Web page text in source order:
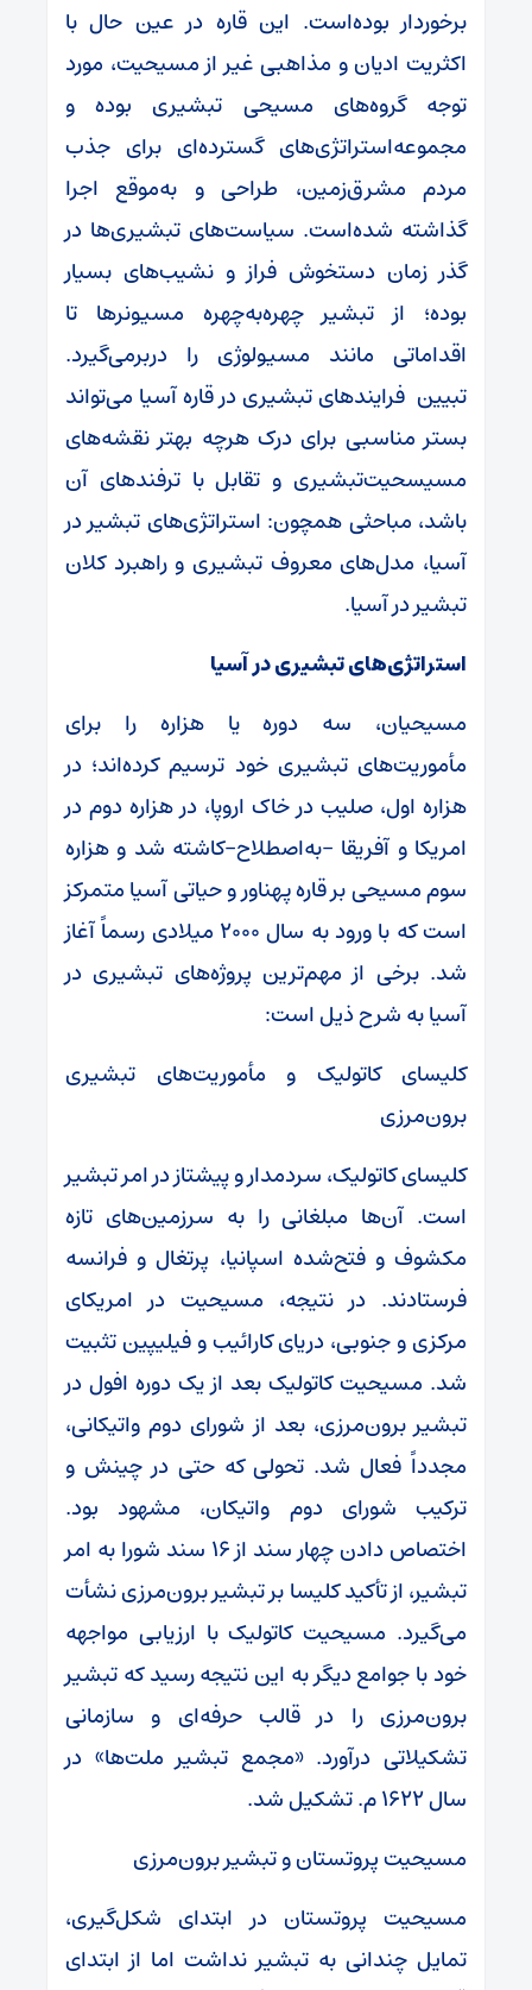
برخوردار بوده‌است. این قاره در عین حال با
اکثریت ادیان و مذاهبی غیر از مسیحیت، مورد
توجه گروه‌های مسیحی تبشیری بوده و
مجموعه‌استراتژی‌های گسترده‌ای برای جذب
مردم مشرق‌زمین، طراحی و به‌موقع اجرا
گذاشته‌ شده‌است. سیاست‌های تبشیری‌ها در
گذر زمان دستخوش فراز و نشیب‌های بسیار
بوده؛ از تبشیر چهره‌به‌چهره مسیونرها تا
اقداماتی مانند مسیولوژی را دربرمی‌گیرد.
تبیین فرایندهای تبشیری در قاره آسیا می‌تواند
بستر مناسبی برای درک هرچه بهتر نقشه‌های
مسیسحیت‌تبشیری و تقابل با ترفندهای آن
باشد، مباحثی همچون: استراتژی‌های تبشیر در
آسیا، مدل‌های معروف تبشیری و راهبرد کلان
تبشیر در آسیا.
استراتژی‌های تبشیری در آسیا
مسیحیان، سه دوره یا هزاره را برای
مأموریت‌های تبشیری خود ترسیم کرده‌اند؛ در
هزاره اول، صلیب در خاک اروپا، در هزاره دوم در
امریکا و آفریقا -به‌اصطلاح-کاشته شد و هزاره
سوم مسیحی بر قاره پهناور و حیاتی آسیا متمرکز
است که با ورود به سال ۲۰۰۰ میلادی رسماً آغاز
شد. برخی از مهم‌ترین پروژه‌های تبشیری در
آسیا به شرح ذیل است:
کلیسای کاتولیک و مأموریت‌های تبشیری
برون‌مرزی
کلیسای کاتولیک، سردمدار و پیشتاز در امر تبشیر
است. آ‌‌ن‌ها مبلغانی را به سرزمین‌های تازه
مکشوف و فتح‌شده اسپانیا، پرتغال و فرانسه
فرستادند. در نتیجه، مسیحیت در امریکای
مرکزی و جنوبی، دریای کارائیب و فیلیپین تثبیت
شد. مسیحیت کاتولیک بعد از یک دوره افول در
تبشیر برون‌مرزی، بعد از شورای دوم واتیکانی،
مجدداً فعال شد. تحولی که حتی در چینش و
ترکیب شورای دوم واتیکان، مشهود بود.
اختصاص دادن چهار سند از ۱۶ سند شورا به امر
تبشیر، از تأکید کلیسا بر تبشیر برون‌مرزی نشأت
می‌گیرد. مسیحیت کاتولیک با ارزیابی مواجهه
خود با جوامع دیگر به این نتیجه رسید که تبشیر
برون‌مرزی را در قالب حرفه‌ای و سازمانی
تشکیلاتی درآورد. «مجمع تبشیر ملت‌ها» در
سال ۱۶۲۲ م. تشکیل شد.
مسیحیت پروتستان و تبشیر برون‌مرزی
مسیحیت پروتستان در ابتدای شکل‌گیری،
تمایل چندانی به تبشیر نداشت اما از ابتدای